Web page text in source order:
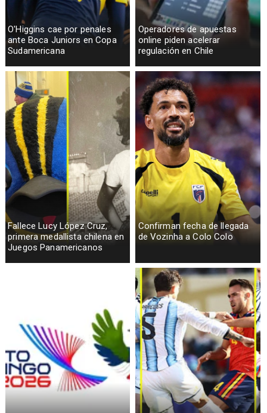
O'Higgins cae por penales
ante Boca Juniors en Copa
Sudamericana
Operadores de apuestas
online piden acelerar
regulación en Chile
Fallece Lucy López Cruz,
primera medallista chilena en
Juegos Panamericanos
Confirman fecha de llegada
de Vozinha a Colo Colo